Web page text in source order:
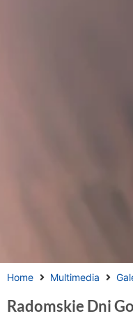
Home Multimedia
Radomskie Dni